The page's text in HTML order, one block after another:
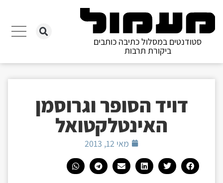
סטודנטים במסלול כתיבה כותבים
ביקורת תרבות
דויד הסופר וגרוסמן
האינטלקטואל
מאי 12, 2013